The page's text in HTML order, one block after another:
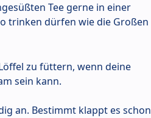
Tee gerne in einer
trinken dürfen wie die Großen
zu füttern, wenn deine
sein kann.
an. Bestimmt klappt es schon